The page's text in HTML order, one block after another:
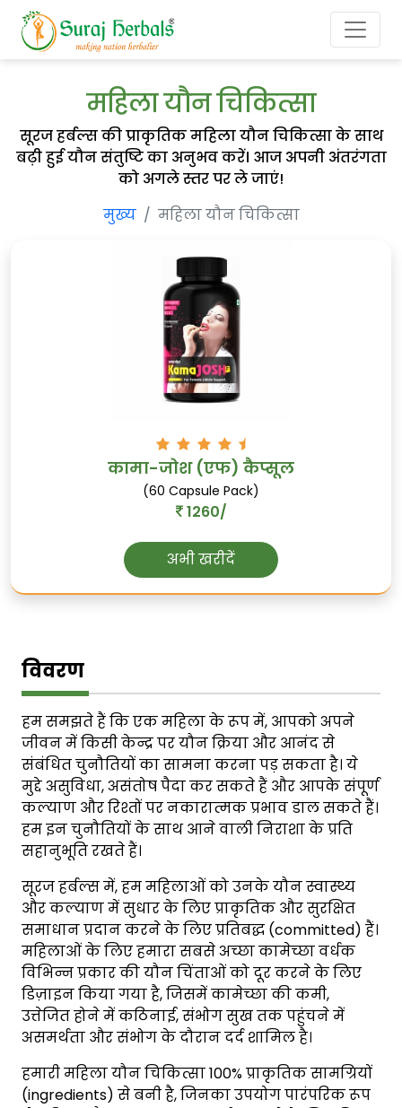
महिला यौन चिकित्सा
सूरज हर्बल्स की प्राकृतिक महिला यौन चिकित्सा के साथ
बढ़ी हुई यौन संतुष्टि का अनुभव करें। आज अपनी अंतरंगता
को अगले स्तर पर ले जाएं!
मुख्य
महिला यौन चिकित्सा
कामा-जोश (एफ) कैप्सूल
(60 Capsule Pack)
1260/
अभी खरीदें
विवरण
हम समझते हैं कि एक महिला के रूप में, आपको अपने
जीवन में किसी केन्द्र पर यौन क्रिया और आनंद से
संबंधित चुनौतियों का सामना करना पड़ सकता है। ये
मुद्दे असुविधा, असंतोष पैदा कर सकते हैं और आपके संपूर्ण
कल्याण और रिश्तों पर नकारात्मक प्रभाव डाल सकते हैं।
हम इन चुनौतियों के साथ आने वाली निराशा के प्रति
सहानुभूति रखते हैं।
सूरज हर्बल्स में, हम महिलाओं को उनके यौन स्वास्थ्य
और कल्याण में सुधार के लिए प्राकृतिक और सुरक्षित
समाधान प्रदान करने के लिए प्रतिबद्ध (committed) हैं।
महिलाओं के लिए हमारा सबसे अच्छा कामेच्छा वर्धक
विभिन्न प्रकार की यौन चिंताओं को दूर करने के लिए
डिज़ाइन किया गया है, जिसमें कामेच्छा की कमी,
उत्तेजित होने में कठिनाई, संभोग सुख तक पहुंचने में
असमर्थता और संभोग के दौरान दर्द शामिल है।
हमारी महिला यौन चिकित्सा 100% प्राकृतिक सामग्रियों
(ingredients) से बनी है, जिनका उपयोग पारंपरिक रूप